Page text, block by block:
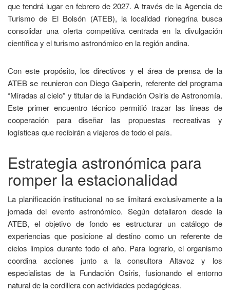
que tendrá lugar en febrero de 2027. A través de la Agencia de
Turismo de El Bolsón (ATEB), la localidad rionegrina busca
consolidar una oferta competitiva centrada en la divulgación
científica y el turismo astronómico en la región andina.
Con este propósito, los directivos y el área de prensa de la
ATEB se reunieron con Diego Galperin, referente del programa
“Miradas al cielo” y titular de la Fundación Osiris de Astronomía.
Este primer encuentro técnico permitió trazar las líneas de
cooperación para diseñar las propuestas recreativas y
logísticas que recibirán a viajeros de todo el país.
Estrategia astronómica para
romper la estacionalidad
La planificación institucional no se limitará exclusivamente a la
jornada del evento astronómico. Según detallaron desde la
ATEB, el objetivo de fondo es estructurar un catálogo de
experiencias que posicione al destino como un referente de
cielos limpios durante todo el año. Para lograrlo, el organismo
coordina acciones junto a la consultora Altavoz y los
especialistas de la Fundación Osiris, fusionando el entorno
natural de la cordillera con actividades pedagógicas.